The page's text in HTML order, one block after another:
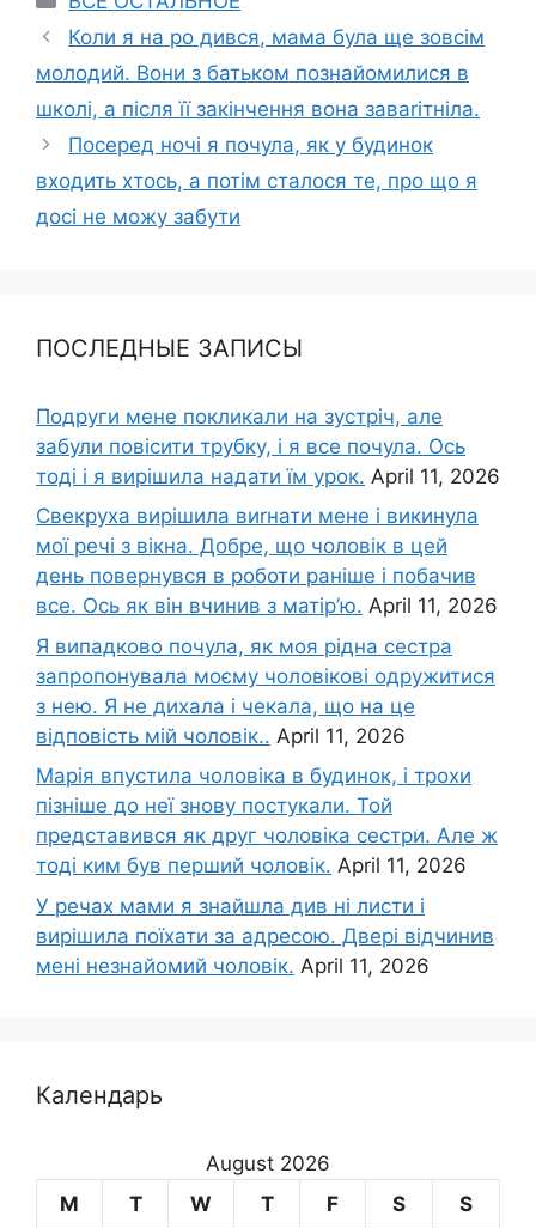
Коли я на ро дився, мама була ще зовсім
молодий. Вони з батьком познайомилися в
школі, а після її закінчення вона заваrітніла.
Посеред ночі я почула, як у будинок
входить хтось, а потім сталося те, про що я
досі не можу забути
ПОСЛЕДНЫЕ ЗАПИСЫ
Подруги мене покликали на зустріч, але
забули повісити трубку, і я все почула. Ось
тоді і я вирішила надати їм урок. April 11, 2026
Свекруха вирішила виrнати мене і викинула
мої речі з вікна. Добре, що чоловік в цей
день повернувся в роботи раніше і побачив
все. Ось як він вчинив з матір’ю. April 11, 2026
Я випадково почула, як моя рідна сестра
запропонувала моєму чоловікові одружитися
з нею. Я не дихала і чекала, що на це
відповість мій чоловік.. April 11, 2026
Марія впустила чоловіка в будинок, і трохи
пізніше до неї знову постукали. Той
представився як друг чоловіка сестри. Але ж
тоді ким був перший чоловік. April 11, 2026
У речах мами я знайшла див ні листи і
вирішила поїхати за адресою. Двері відчинив
мені незнайомий чоловік. April 11, 2026
Календарь
August 2026
M
T W T F S S